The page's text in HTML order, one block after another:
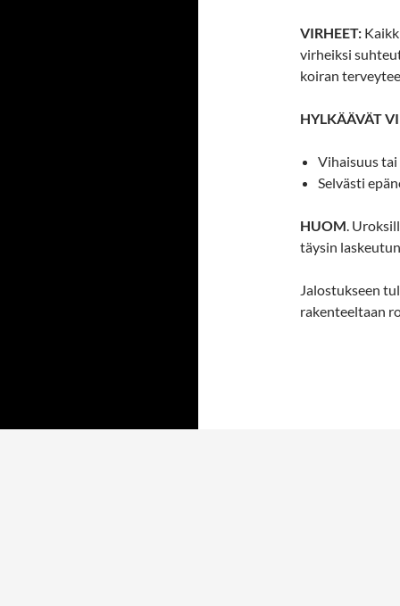
VIRHEET:
virheiksi
koiran
HYLKÄÄVÄT
Vihaisuus
Selvästi
HUOM.
täysin
Jalostukseen
rakenteeltaan